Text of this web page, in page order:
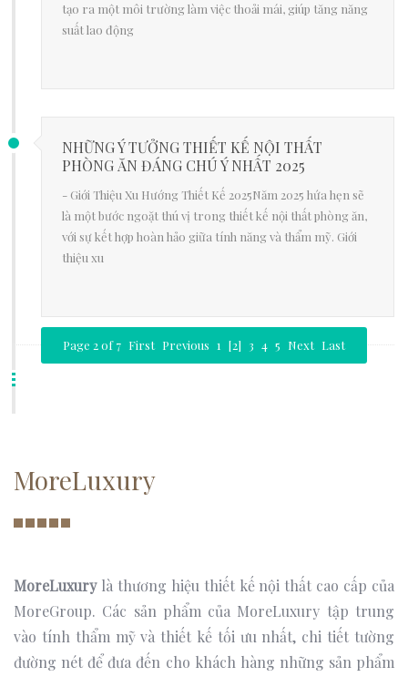
tạo ra một môi trường làm việc thoải mái, giúp tăng năng
suất lao động
NHỮNG Ý TƯỞNG THIẾT KẾ NỘI THẤT
PHÒNG ĂN ĐÁNG CHÚ Ý NHẤT 2025
- Giới Thiệu Xu Hướng Thiết Kế 2025Năm 2025 hứa hẹn sẽ
là một bước ngoặt thú vị trong thiết kế nội thất phòng ăn,
với sự kết hợp hoàn hảo giữa tính năng và thẩm mỹ. Giới
thiệu xu
Page 2 of 7 First Previous 1 [2] 3 4 5 Next Last
MoreLuxury
MoreLuxury là thương hiệu thiết kế nội thất cao cấp của
MoreGroup. Các sản phẩm của MoreLuxury tập trung
vào tính thẩm mỹ và thiết kế tối ưu nhất, chi tiết tường
đường nét để đưa đến cho khách hàng những sản phẩm